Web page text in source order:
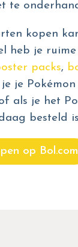
te
kopen
heb je
packs,
je
als je het
besteld
op Bol.com